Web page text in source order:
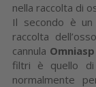
nella raccolta di
Il secondo è
raccolta
cannula Omniasp
filtri è quello
normalmente